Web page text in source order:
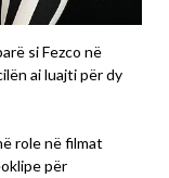
si Fezco në
ai luajti për dy
role në filmat
për